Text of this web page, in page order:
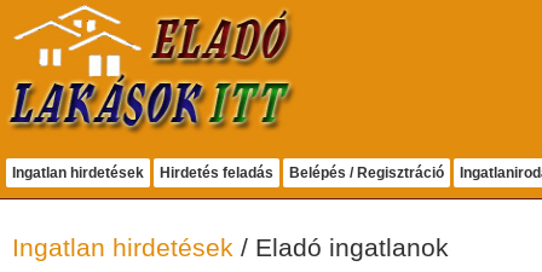
Ingatlan hirdetések Hirdetés feladás Belépés / Regisztráció
Ingatlan hirdetések / Eladó ingatlanok